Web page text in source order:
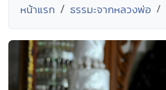
หน้าแรก ธรรมะจากหลวงพ่อ